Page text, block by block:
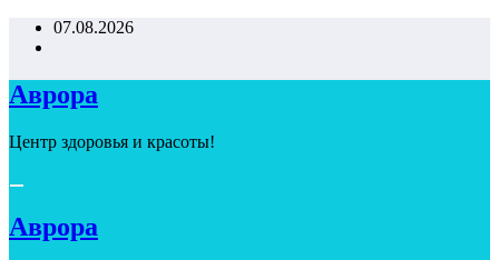
Перейти07.08.2026
Аврора
Центр здоровья и красоты!
Аврора